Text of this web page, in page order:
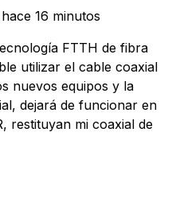
hace 16 minutos
FTTH de fibra
utilizar el cable coaxial
nuevos equipos y la
dejará de funcionar en
restituyan mi coaxial de